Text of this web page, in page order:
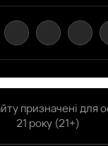
призначені для
21 року (21+)